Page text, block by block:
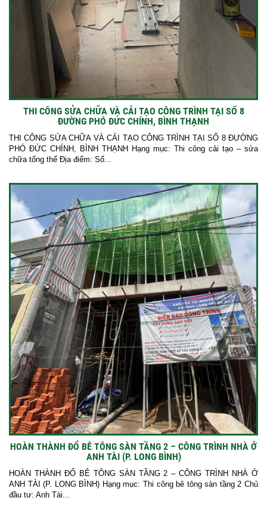
THI CÔNG SỬA CHỮA VÀ CẢI TẠO CÔNG TRÌNH TẠI SỐ 8
ĐƯỜNG PHÓ ĐỨC CHÍNH, BÌNH THẠNH
THI CÔNG SỬA CHỮA VÀ CẢI TẠO CÔNG TRÌNH TẠI SỐ 8 ĐƯỜNG
PHÓ ĐỨC CHÍNH, BÌNH THẠNH Hạng mục: Thi công cải tạo – sửa
chữa tổng thể Địa điểm: Số...
HOÀN THÀNH ĐỔ BÊ TÔNG SÀN TẦNG 2 – CÔNG TRÌNH NHÀ Ở
ANH TÀI (P. LONG BÌNH)
HOÀN THÀNH ĐỔ BÊ TÔNG SÀN TẦNG 2 – CÔNG TRÌNH NHÀ Ở
ANH TÀI (P. LONG BÌNH) Hạng mục: Thi công bê tông sàn tầng 2 Chủ
đầu tư: Anh Tài...